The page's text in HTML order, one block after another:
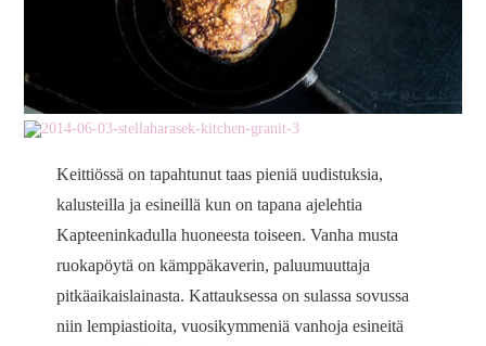
Keittiössä on tapahtunut taas pieniä uudistuksia,
kalusteilla ja esineillä kun on tapana ajelehtia
Kapteeninkadulla huoneesta toiseen. Vanha musta
ruokapöytä on kämppäkaverin, paluumuuttaja
pitkäaikaislainasta. Kattauksessa on sulassa sovussa
niin lempiastioita, vuosikymmeniä vanhoja esineitä